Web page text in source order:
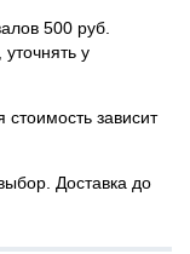
500 руб.
у
стоимость зависит
Доставка до